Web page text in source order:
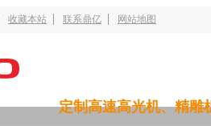
收藏本站 联系鼎亿 网站地图
定制高速高光机、精雕